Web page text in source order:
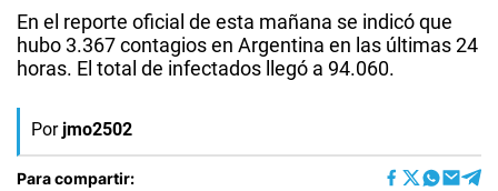
En el reporte oficial de esta mañana se indicó que
hubo 3.367 contagios en Argentina en las últimas 24
horas. El total de infectados llegó a 94.060.
Por jmo2502
Para compartir: